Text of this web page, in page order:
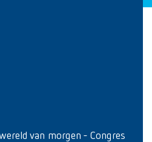
van morgen - Congres